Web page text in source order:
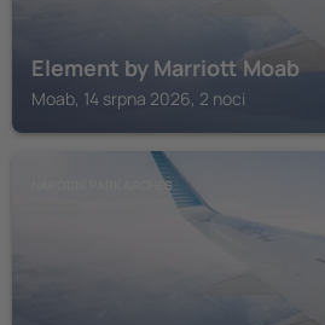
Element by Marriott Moab
Moab, 14 srpna 2026, 2 noci
NÁRODNÍ PARK ARCHES